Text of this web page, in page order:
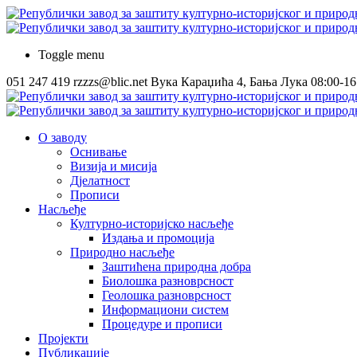
Toggle menu
051 247 419 rzzzs@blic.net Вука Караџића 4, Бања Лука 08:00-
О заводу
Оснивање
Визија и мисија
Дјелатност
Прописи
Насљеђе
Културно-историјско насљеђе
Издања и промоција
Природно насљеђе
Заштићена природна добра
Биолошка разноврсност
Геолошка разноврсност
Информациони систем
Процедуре и прописи
Пројекти
Публикације